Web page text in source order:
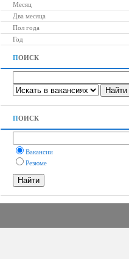
Месяц
Два месяца
Пол года
Год
ПОИСК
ПОИСК
Вакансии
Резюме